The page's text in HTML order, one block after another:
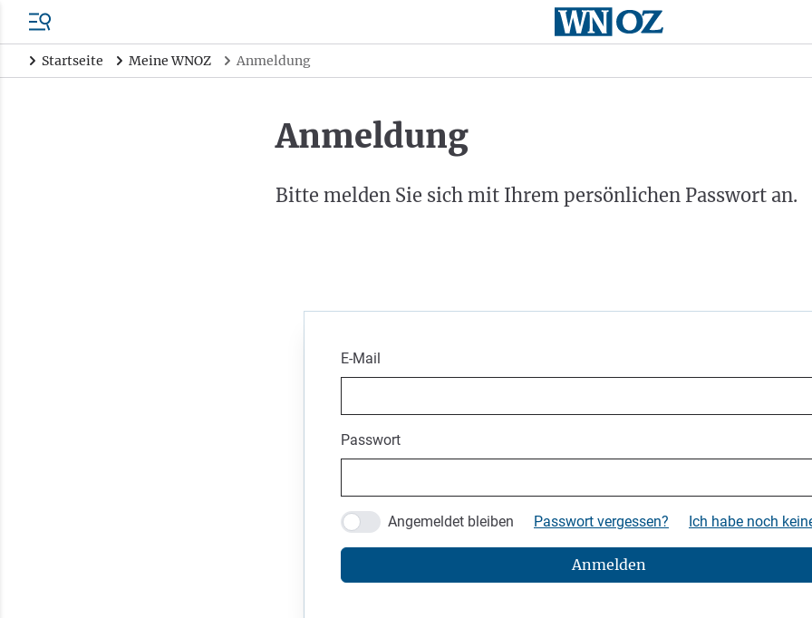
Startseite Meine WNOZ Anmeldung
Anmeldung
Bitte melden Sie sich mit Ihrem persönlichen Passwort an.
E-Mail
Passwort
Angemeldet bleiben Passwort vergessen? Ich habe noch
Anmelden